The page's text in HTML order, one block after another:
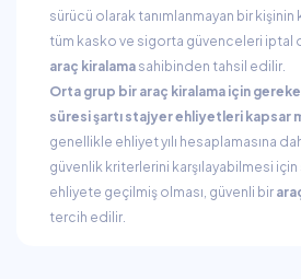
sürücü olarak tanımlanmayan bir kişinin
tüm kasko ve sigorta güvenceleri iptal
araç kiralama sahibinden tahsil edilir.
Orta grup bir araç kiralama için
süresi şartı stajyer ehliyetleri kapsar
genellikle ehliyet yılı hesaplamasına
güvenlik kriterlerini karşılayabilmesi için
ehliyete geçilmiş olması, güvenli bir
tercih edilir.